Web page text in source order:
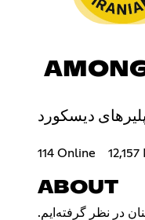
دیسکورد
114 Online
ABOUT
در نظر گرفته‌ایم.